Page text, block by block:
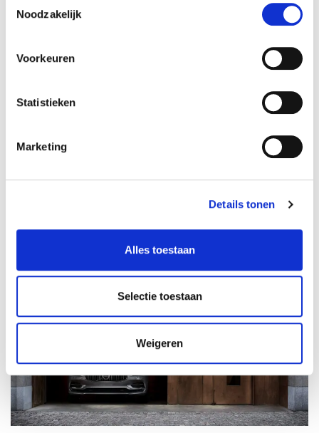
Noodzakelijk
Voorkeuren
Statistieken
Marketing
Details tonen
Alles toestaan
Selectie toestaan
Weigeren
€ 28.900
incl. BTW
Benzine
Benzine
Vergelijken